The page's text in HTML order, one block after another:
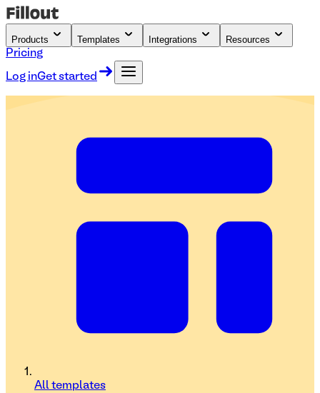
Products Templates Integrations Resources
Pricing
Log inGet started
All templates